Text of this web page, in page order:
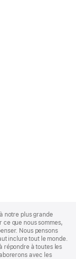
notre plus grande
que nous sommes,
Nous pensons
inclure tout le monde.
répondre à toutes les
avec les